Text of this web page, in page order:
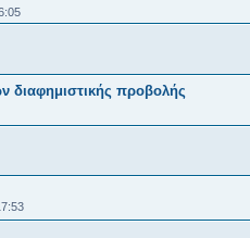
διαφημιστικής προβολής